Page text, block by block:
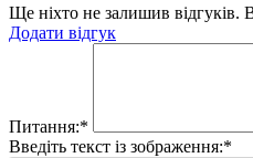
Ще ніхто не залишив відгуків.
Додати відгук
Питання:*
Введіть текст із зображення:*